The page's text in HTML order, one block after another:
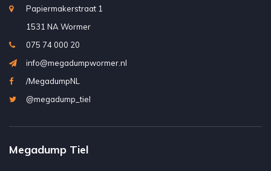
Papiermakerstraat 1
1531 NA Wormer
075 74 000 20
info@megadumpwormer.nl
/MegadumpNL
@megadump_tiel
Megadump Tiel